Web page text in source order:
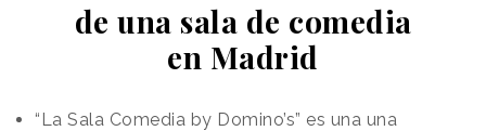
de una sala de comedia
en Madrid
“La Sala Comedia by Domino’s” es una una